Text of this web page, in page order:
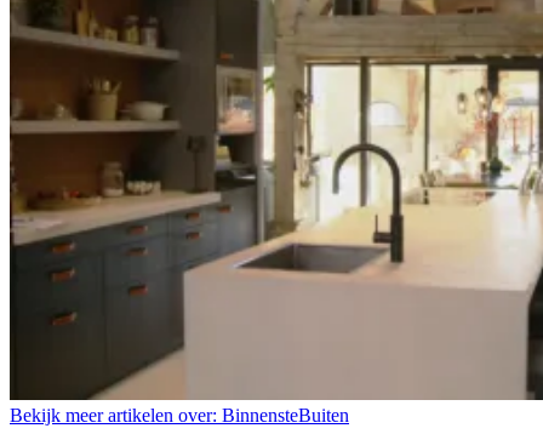
Bekijk meer artikelen over: BinnensteBuiten